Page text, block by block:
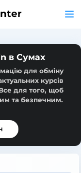
в Сумах
для обміну
курсів
для того, щоб
та безпечним.